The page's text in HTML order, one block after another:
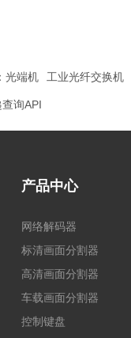
光端机 工业光纤交换机
询API
产品中心
网络解码器
标清画面分割器
高清画面分割器
车载画面分割器
控制键盘